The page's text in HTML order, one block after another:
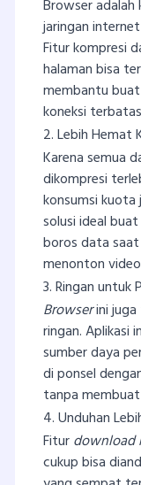
Browser
jaringan
Fitur kompresi
halaman bisa
membantu
koneksi
2. Lebih Hemat
Karena semua
dikompresi
konsumsi kuota
solusi ideal
boros data
menonton
3. Ringan untuk
Browserini juga
ringan. Aplikasi
sumber daya
di ponsel
tanpa
4. Unduhan
Fiturdownload
cukup bisa